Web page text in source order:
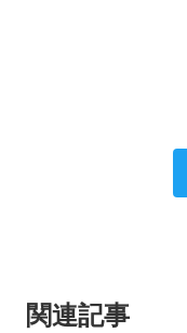
関連記事